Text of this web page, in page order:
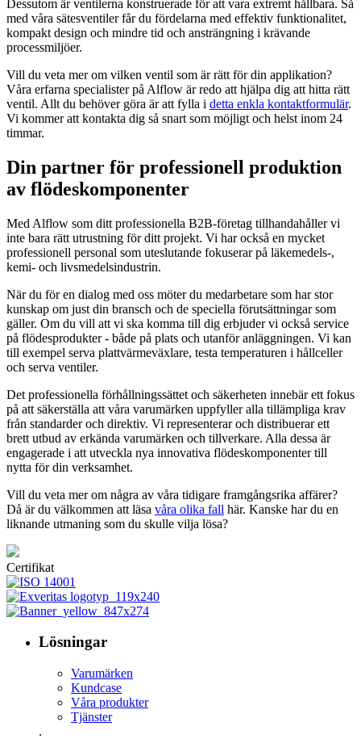
Dessutom är ventilerna konstruerade för att vara extremt hållbara. Så
med våra sätesventiler får du fördelarna med effektiv funktionalitet,
kompakt design och mindre tid och ansträngning i krävande
processmiljöer.
Vill du veta mer om vilken ventil som är rätt för din applikation?
Våra erfarna specialister på Alflow är redo att hjälpa dig att hitta rätt
ventil. Allt du behöver göra är att fylla i detta enkla kontaktformulär.
Vi kommer att kontakta dig så snart som möjligt och helst inom 24
timmar.
Din partner för professionell produktion
av flödeskomponenter
Med Alflow som ditt professionella B2B-företag tillhandahåller vi
inte bara rätt utrustning för ditt projekt. Vi har också en mycket
professionell personal som uteslutande fokuserar på läkemedels-,
kemi- och livsmedelsindustrin.
När du för en dialog med oss möter du medarbetare som har stor
kunskap om just din bransch och de speciella förutsättningar som
gäller. Om du vill att vi ska komma till dig erbjuder vi också service
på flödesprodukter - både på plats och utanför anläggningen. Vi kan
till exempel serva plattvärmeväxlare, testa temperaturen i hållceller
och serva ventiler.
Det professionella förhållningssättet och säkerheten innebär ett fokus
på att säkerställa att våra varumärken uppfyller alla tillämpliga krav
från standarder och direktiv. Vi representerar och distribuerar ett
brett utbud av erkända varumärken och tillverkare. Alla dessa är
engagerade i att utveckla nya innovativa flödeskomponenter till
nytta för din verksamhet.
Vill du veta mer om några av våra tidigare framgångsrika affärer?
Då är du välkommen att läsa våra olika fall här. Kanske har du en
liknande utmaning som du skulle vilja lösa?
Certifikat
Lösningar
Varumärken
Kundcase
Våra produkter
Tjänster
.